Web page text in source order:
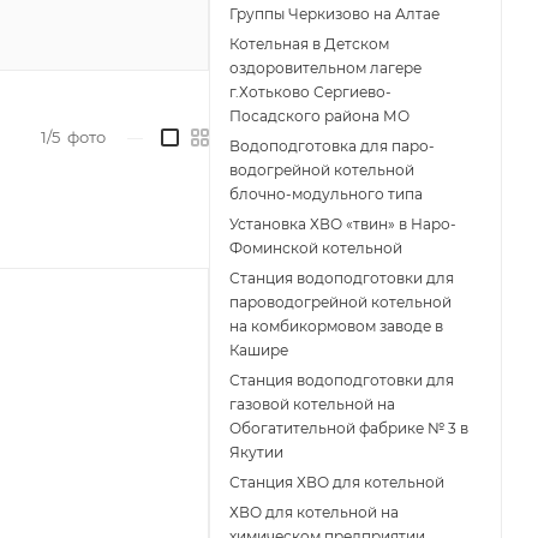
1/5 фото
Группы Черкизово на Алтае
Котельная в Детском
оздоровительном лагере
г.Хотьково Сергиево-
Посадского района МО
Водоподготовка для паро-
водогрейной котельной
блочно-модульного типа
Установка ХВО «твин» в Наро-
Фоминской котельной
Станция водоподготовки для
пароводогрейной котельной
на комбикормовом заводе в
Кашире
Станция водоподготовки для
газовой котельной на
Обогатительной фабрике № 3 в
Якутии
Станция ХВО для котельной
ХВО для котельной на